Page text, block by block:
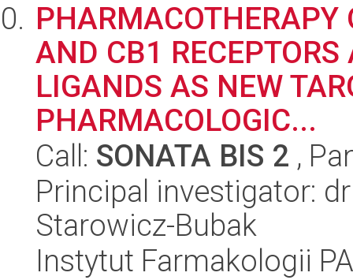
PHARMACOTHERAPY
AND CB1
LIGANDS AS NEW
PHARMACOLOGIC...
Call: SONATA BIS 2 ,
Principal investigator:
Starowicz-Bubak
Instytut Farmakologii